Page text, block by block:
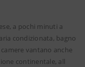
a pochi minuti a
condizionata, bagno
vantano anche
continentale, all